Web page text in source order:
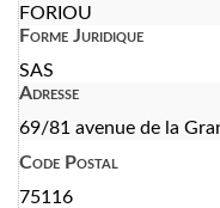
FORIOU
Forme Juridique
SAS
Adresse
69/81 avenue de la
Code Postal
75116